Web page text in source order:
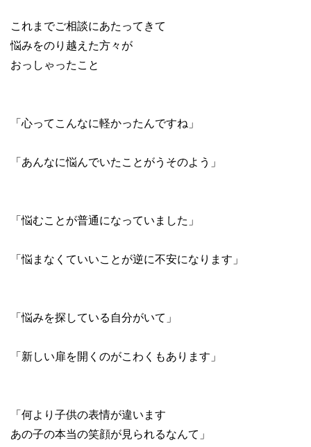
これまでご相談にあたってきて
悩みをのり越えた方々が
おっしゃったこと
「心ってこんなに軽かったんですね」
「あんなに悩んでいたことがうそのよう」
「悩むことが普通になっていました」
「悩まなくていいことが逆に不安になります」
「悩みを探している自分がいて」
「新しい扉を開くのがこわくもあります」
「何より子供の表情が違います
あの子の本当の笑顔が見られるなんて」